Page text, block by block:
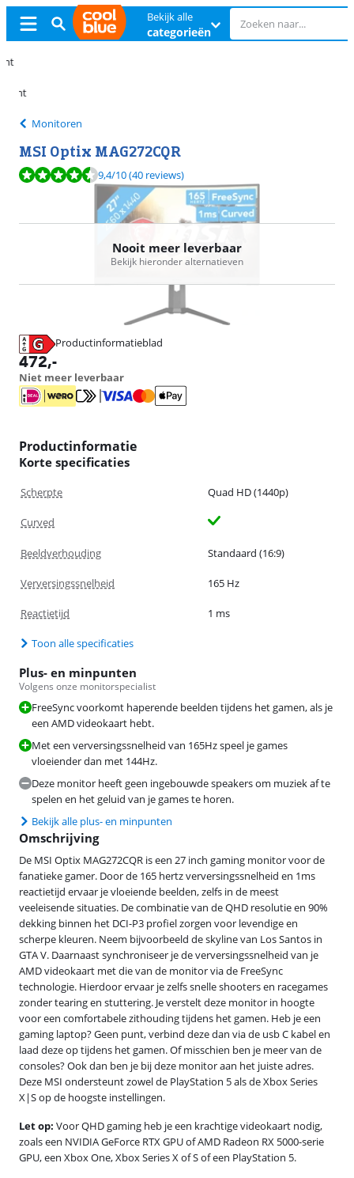
Bekijk alle
categorieën
Monitoren
MSI Optix MAG272CQR
Beoordeling is 9,4 van de 10, gebaseerd op 40 reviews.
9,4/10(40 reviews)
Nooit meer leverbaar
Bekijk hieronder alternatieven
Productinformatieblad
opent in nieuw tabblad
472,-
Niet meer leverbaar
Productinformatie
Korte specificaties
Scherpte Quad HD (1440p)
Curved
Beeldverhouding Standaard (16:9)
Verversingssnelheid 165 Hz
Reactietijd 1 ms
Toon alle specificaties
Plus- en minpunten
Volgens onze monitorspecialist
FreeSync voorkomt haperende beelden tijdens het gamen, als je
een AMD videokaart hebt.
Met een verversingssnelheid van 165Hz speel je games
vloeiender dan met 144Hz.
Deze monitor heeft geen ingebouwde speakers om muziek af te
spelen en het geluid van je games te horen.
Bekijk alle plus- en minpunten
Omschrijving
De MSI Optix MAG272CQR is een 27 inch gaming monitor voor de
fanatieke gamer. Door de 165 hertz verversingssnelheid en 1ms
reactietijd ervaar je vloeiende beelden, zelfs in de meest
veeleisende situaties. De combinatie van de QHD resolutie en 90%
dekking binnen het DCI-P3 profiel zorgen voor levendige en
scherpe kleuren. Neem bijvoorbeeld de skyline van Los Santos in
GTA V. Daarnaast synchroniseer je de verversingssnelheid van je
AMD videokaart met die van de monitor via de FreeSync
technologie. Hierdoor ervaar je zelfs snelle shooters en racegames
zonder tearing en stuttering. Je verstelt deze monitor in hoogte
voor een comfortabele zithouding tijdens het gamen. Heb je een
gaming laptop? Geen punt, verbind deze dan via de usb C kabel en
laad deze op tijdens het gamen. Of misschien ben je meer van de
consoles? Ook dan ben je bij deze monitor aan het juiste adres.
Deze MSI ondersteunt zowel de PlayStation 5 als de Xbox Series
X|S op de hoogste instellingen.
Let op: Voor QHD gaming heb je een krachtige videokaart nodig,
zoals een NVIDIA GeForce RTX GPU of AMD Radeon RX 5000-serie
GPU, een Xbox One, Xbox Series X of S of een PlayStation 5.